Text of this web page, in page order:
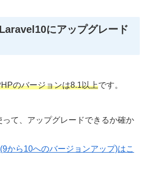
にアップグレード
のバージョンは8.1以上です。
て、アップグレードできるか確か
から10へのバージョンアップ)はこ